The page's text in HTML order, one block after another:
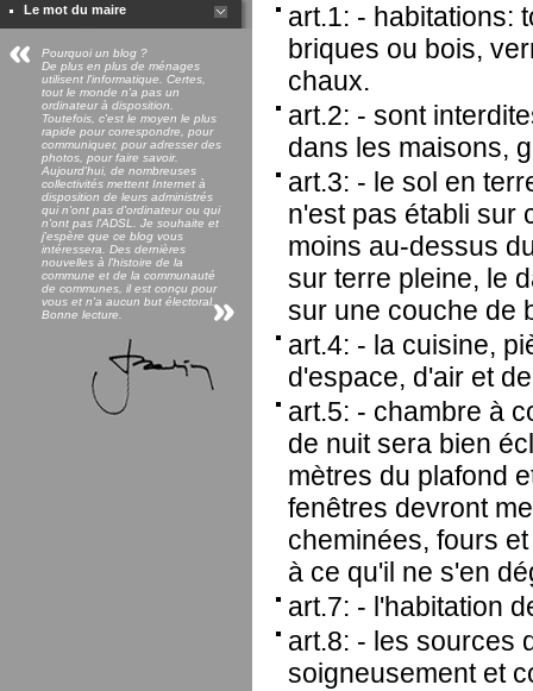
Le mot du maire
Pourquoi un blog ?
De plus en plus de ménages
utilisent l'informatique. Certes,
tout le monde n'a pas un
ordinateur à disposition.
Toutefois, c'est le moyen le plus
rapide pour correspondre, pour
communiquer, pour adresser des
photos, pour faire savoir.
Aujourd'hui, de nombreuses
collectivités mettent Internet à
disposition de leurs administrés
qui n'ont pas d'ordinateur ou qui
n'ont pas l'ADSL. Je souhaite et
j'espère que ce blog vous
intéressera. Des dernières
nouvelles à l'histoire de la
commune et de la communauté
de communes, il est conçu pour
vous et n'a aucun but électoral.
Bonne lecture.
art.1: - habitations:
briques ou bois,
chaux.
art.2: - sont
dans les maisons,
art.3: - le sol en
n'est pas établi sur
moins au-dessus
sur terre pleine, le
sur une couche de
art.4: - la cuisine,
d'espace, d'air et
art.5: - chambre à
de nuit sera bien
mètres du plafond
fenêtres devront
cheminées, fours
à ce qu'il ne s'en
art.7: - l'habitation
art.8: - les sources
soigneusement et